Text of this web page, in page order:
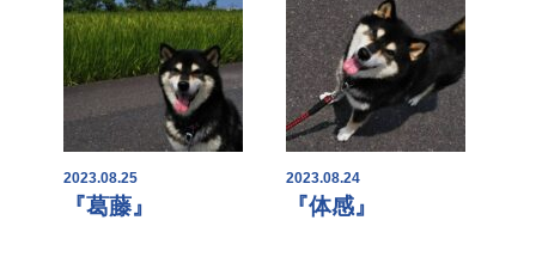
2023.08.25
『葛藤』
2023.08.24
『体感』